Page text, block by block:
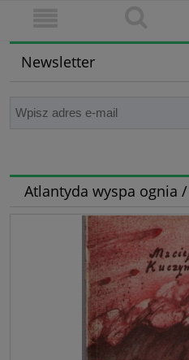
Newsletter
Atlantyda wyspa ognia